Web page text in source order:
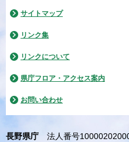
サイトマップ
リンク集
リンクについて
県庁フロア・アクセス案内
お問い合わせ
長野県庁
法人番号